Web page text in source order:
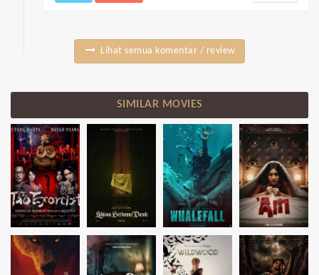
Lihat semua komentar / review
SIMILAR MOVIES